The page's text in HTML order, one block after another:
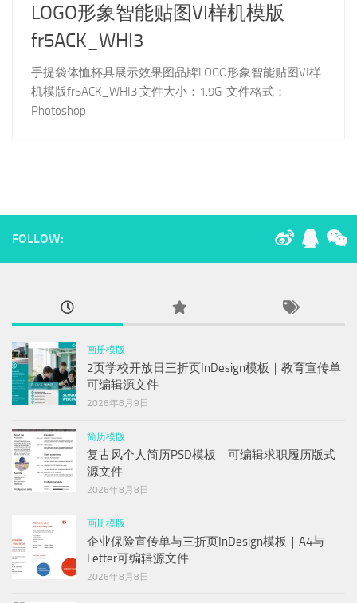
LOGO形象智能贴图VI样机模版
fr5ACK_WHI3
手提袋体恤杯具展示效果图品牌LOGO形象智能贴图VI样
机模版fr5ACK_WHI3 文件大小：1.9G 文件格式：
Photoshop
FOLLOW:
画册模版
2页学校开放日三折页InDesign模板｜教育宣传单
可编辑源文件
2026年8月9日
简历模版
复古风个人简历PSD模板｜可编辑求职履历版式
源文件
2026年8月8日
画册模版
企业保险宣传单与三折页InDesign模板｜A4与
Letter可编辑源文件
2026年8月8日